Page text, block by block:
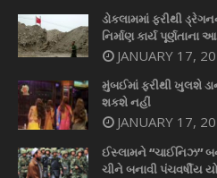
ડોકલામમાં ફરીથી
નિર્માણ કાર્ય પૂર્ણતાના
JANUARY 17,
મુંબઈમાં ફરીથી ખુલશે
શકશે નહીં
JANUARY 17,
ઈસ્લામને “ચાઈનિઝ”
ચીને બનાવી પંચવર્ષીય